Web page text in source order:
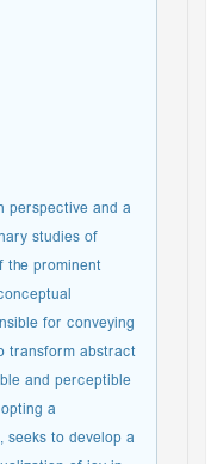
perspective and a
studies of
the prominent
for conveying
transform abstract
and perceptible
a
seeks to develop a